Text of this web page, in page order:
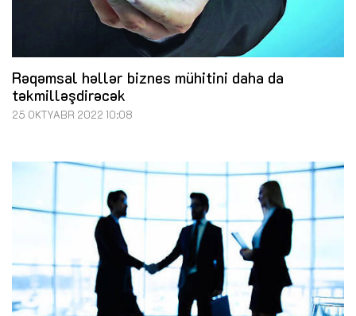
Rəqəmsal həllər biznes mühitini daha da
təkmilləşdirəcək
25 OKTYABR 2022 10:08